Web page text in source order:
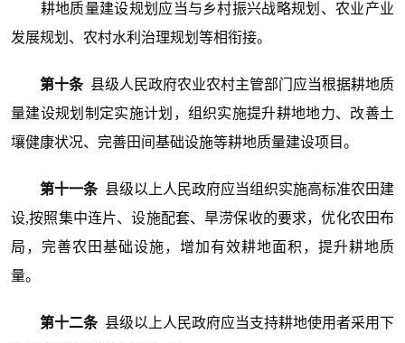
耕地质量建设规划应当与乡村振兴战略规划、农业产业
发展规划、农村水利治理规划等相衔接。
第十条 县级人民政府农业农村主管部门应当根据耕地质
量建设规划制定实施计划，组织实施提升耕地地力、改善土
壤健康状况、完善田间基础设施等耕地质量建设项目。
第十一条 县级以上人民政府应当组织实施高标准农田建
设,按照集中连片、设施配套、旱涝保收的要求，优化农田布
局，完善农田基础设施，增加有效耕地面积，提升耕地质
量。
第十二条 县级以上人民政府应当支持耕地使用者采用下